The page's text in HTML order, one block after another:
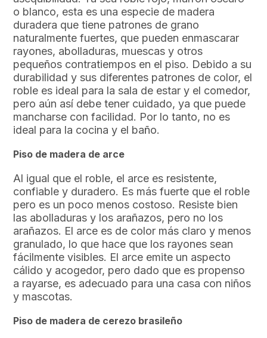
o blanco, esta es una especie de madera
duradera que tiene patrones de grano
naturalmente fuertes, que pueden enmascarar
rayones, abolladuras, muescas y otros
pequeños contratiempos en el piso. Debido a su
durabilidad y sus diferentes patrones de color, el
roble es ideal para la sala de estar y el comedor,
pero aún así debe tener cuidado, ya que puede
mancharse con facilidad. Por lo tanto, no es
ideal para la cocina y el baño.
Piso de madera de arce
Al igual que el roble, el arce es resistente,
confiable y duradero. Es más fuerte que el roble
pero es un poco menos costoso. Resiste bien
las abolladuras y los arañazos, pero no los
arañazos. El arce es de color más claro y menos
granulado, lo que hace que los rayones sean
fácilmente visibles. El arce emite un aspecto
cálido y acogedor, pero dado que es propenso
a rayarse, es adecuado para una casa con niños
y mascotas.
Piso de madera de cerezo brasileño